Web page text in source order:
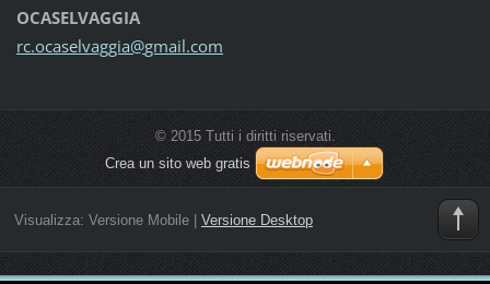
OCASELVAGGIA
rc.ocaselvaggia@gmail.com
© 2015 Tutti i diritti riservati.
Crea un sito web gratis
Visualizza: Versione Mobile| Versione Desktop